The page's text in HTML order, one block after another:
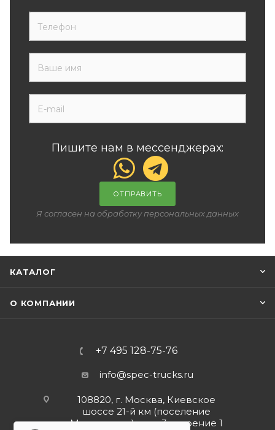
Пишите нам в мессенджерах:
ОТПРАВИТЬ
Я согласен на обработку персональных данных
КАТАЛОГ
О КОМПАНИИ
+7 495 128-75-76
info@spec-trucks.ru
108820, г. Москва, Киевское
шоссе 21-й км (поселение
Мосрентген), дом 3 строение 1